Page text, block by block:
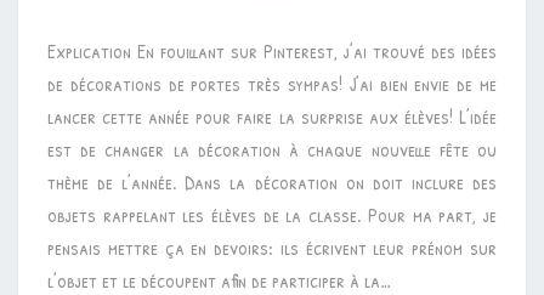
MARS
Explication En fouillant sur Pinterest, j’ai trouvé des idées
de décorations de portes très sympas! J’ai bien envie de me
lancer cette année pour faire la surprise aux élèves! L’idée
est de changer la décoration à chaque nouvelle fête ou
thème de l’année. Dans la décoration on doit inclure des
objets rappelant les élèves de la classe. Pour ma part, je
pensais mettre ça en devoirs: ils écrivent leur prénom sur
l’objet et le découpent afin de participer à la…